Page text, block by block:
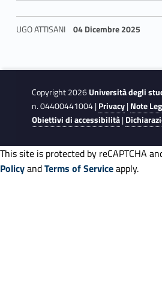
UGO ATTISANI 04 Dicembre 2025
Copyright 2026Università degli
n. 04400441004 |Privacy|Note
Obiettivi di accessibilità|
This site is protected by reCAPTCHA
PolicyandTerms of Serviceapply.